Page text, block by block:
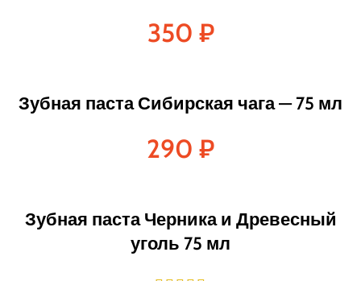
350 ₽
Зубная паста Сибирская чага — 75 мл
290 ₽
Зубная паста Черника и Древесный
уголь 75 мл